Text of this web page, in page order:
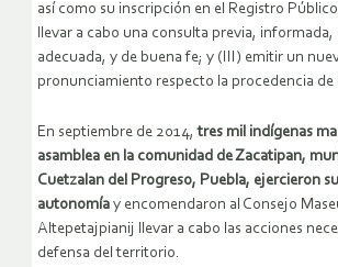
así como su inscripción en el Registro
llevar a cabo una consulta previa,
adecuada, y de buena fe; y (III) emitir un
pronunciamiento respecto la procedencia de
En septiembre de 2014,tres mil indígenas
asamblea en la comunidad de Zacatipan,
Cuetzalan del Progreso, Puebla, ejercieron
autonomía y encomendaron al Consejo
Altepetajpianij llevar a cabo las acciones
defensa del territorio.